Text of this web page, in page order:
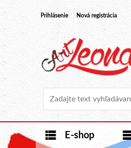
Prihlásenie Nová registrácia
E-shop